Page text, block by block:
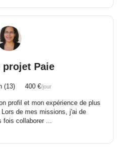
projet Paie
(13) 400 €/jour
profil et mon expérience de plus
de mes missions, j'ai de
fois collaborer ...